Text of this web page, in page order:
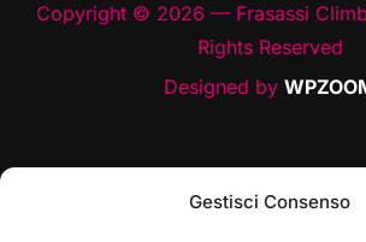
Gestisci Consenso
Copyright © 2026 — Frasassi
Rights Reserved
Designed by